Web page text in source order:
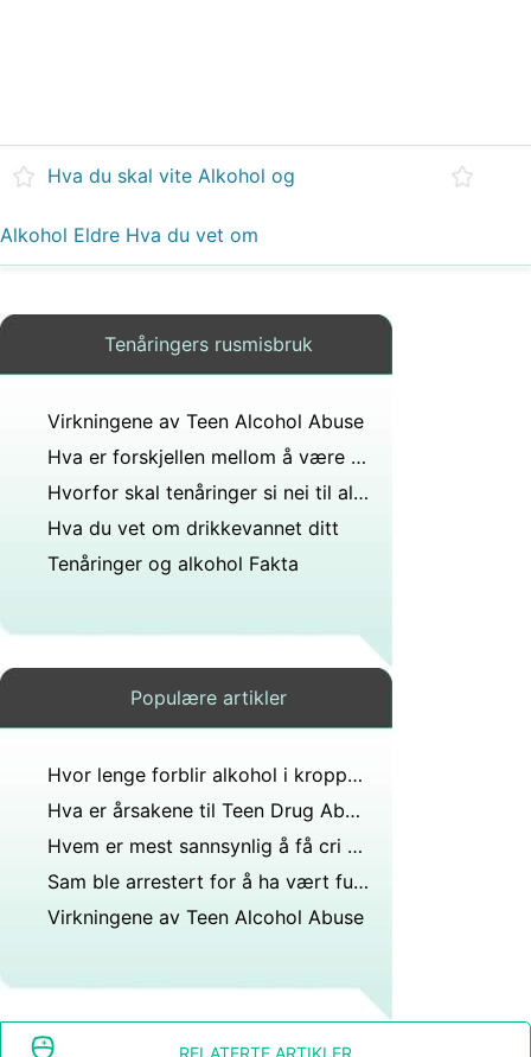
Hva du skal vite Alkohol og
Alkohol Eldre Hva du vet om
Tenåringers rusmisbruk
Virkningene av Teen Alcohol Abuse
Hva er forskjellen mellom å være full og en marihuana high?
Hvorfor skal tenåringer si nei til alkohol?
Hva du vet om drikkevannet ditt
Tenåringer og alkohol Fakta
Populære artikler
Hvor lenge forblir alkohol i kroppen til en person på 185 kg?
Hva er årsakene til Teen Drug Abuse
Hvem er mest sannsynlig å få cri du chat en mann eller kvinne?
Sam ble arrestert for å ha vært full og startet en slåsskamp. utvist mobbing små barn deres lunsj penger punching coach. Hvilken personlighetsforstyrrelse passer best for Sam?
Virkningene av Teen Alcohol Abuse
RELATERTE ARTIKLER